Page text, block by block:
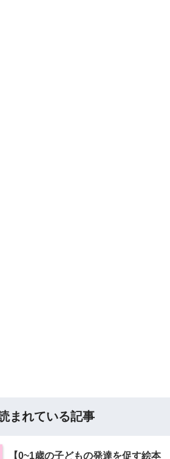
まれている記事
【0~1歳の子どもの発達を促す絵本